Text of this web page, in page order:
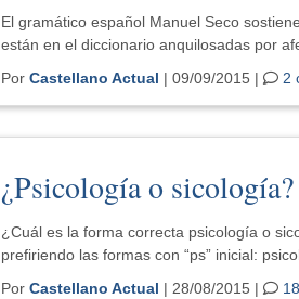
El gramático español Manuel Seco
están en el diccionario anquilosadas por
Por Castellano Actual | 09/09/2015 | 2
¿Psicología o sicología?
¿Cuál es la forma correcta psicología o
prefiriendo las formas con “ps” inicial:
Por Castellano Actual | 28/08/2015 |